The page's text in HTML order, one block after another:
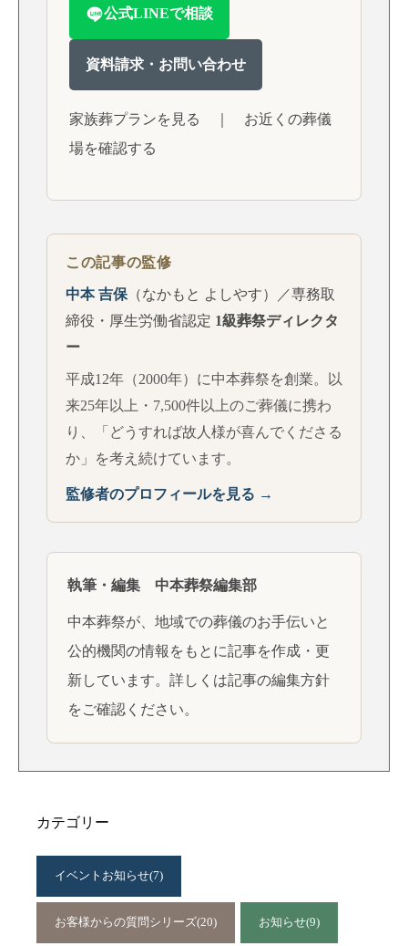
公式LINEで相談
資料請求・お問い合わせ
家族葬プランを見る
お近くの葬儀
場を確認する
この記事の監修
中本 吉保 （なかもと よしやす）／専務取
締役・厚生労働省認定 1級葬祭ディレクタ
ー
平成12年（2000年）に中本葬祭を創業。以
来25年以上・7,500件以上のご葬儀に携わ
り、「どうすれば故人様が喜んでくださる
か」を考え続けています。
監修者のプロフィールを見る →
執筆・編集 中本葬祭編集部
中本葬祭が、地域での葬儀のお手伝いと
公的機関の情報をもとに記事を作成・更
新しています。詳しくは記事の編集方針
をご確認ください。
カテゴリー
イベントお知らせ(7)
お客様からの質問シリーズ(20) お知らせ(9)